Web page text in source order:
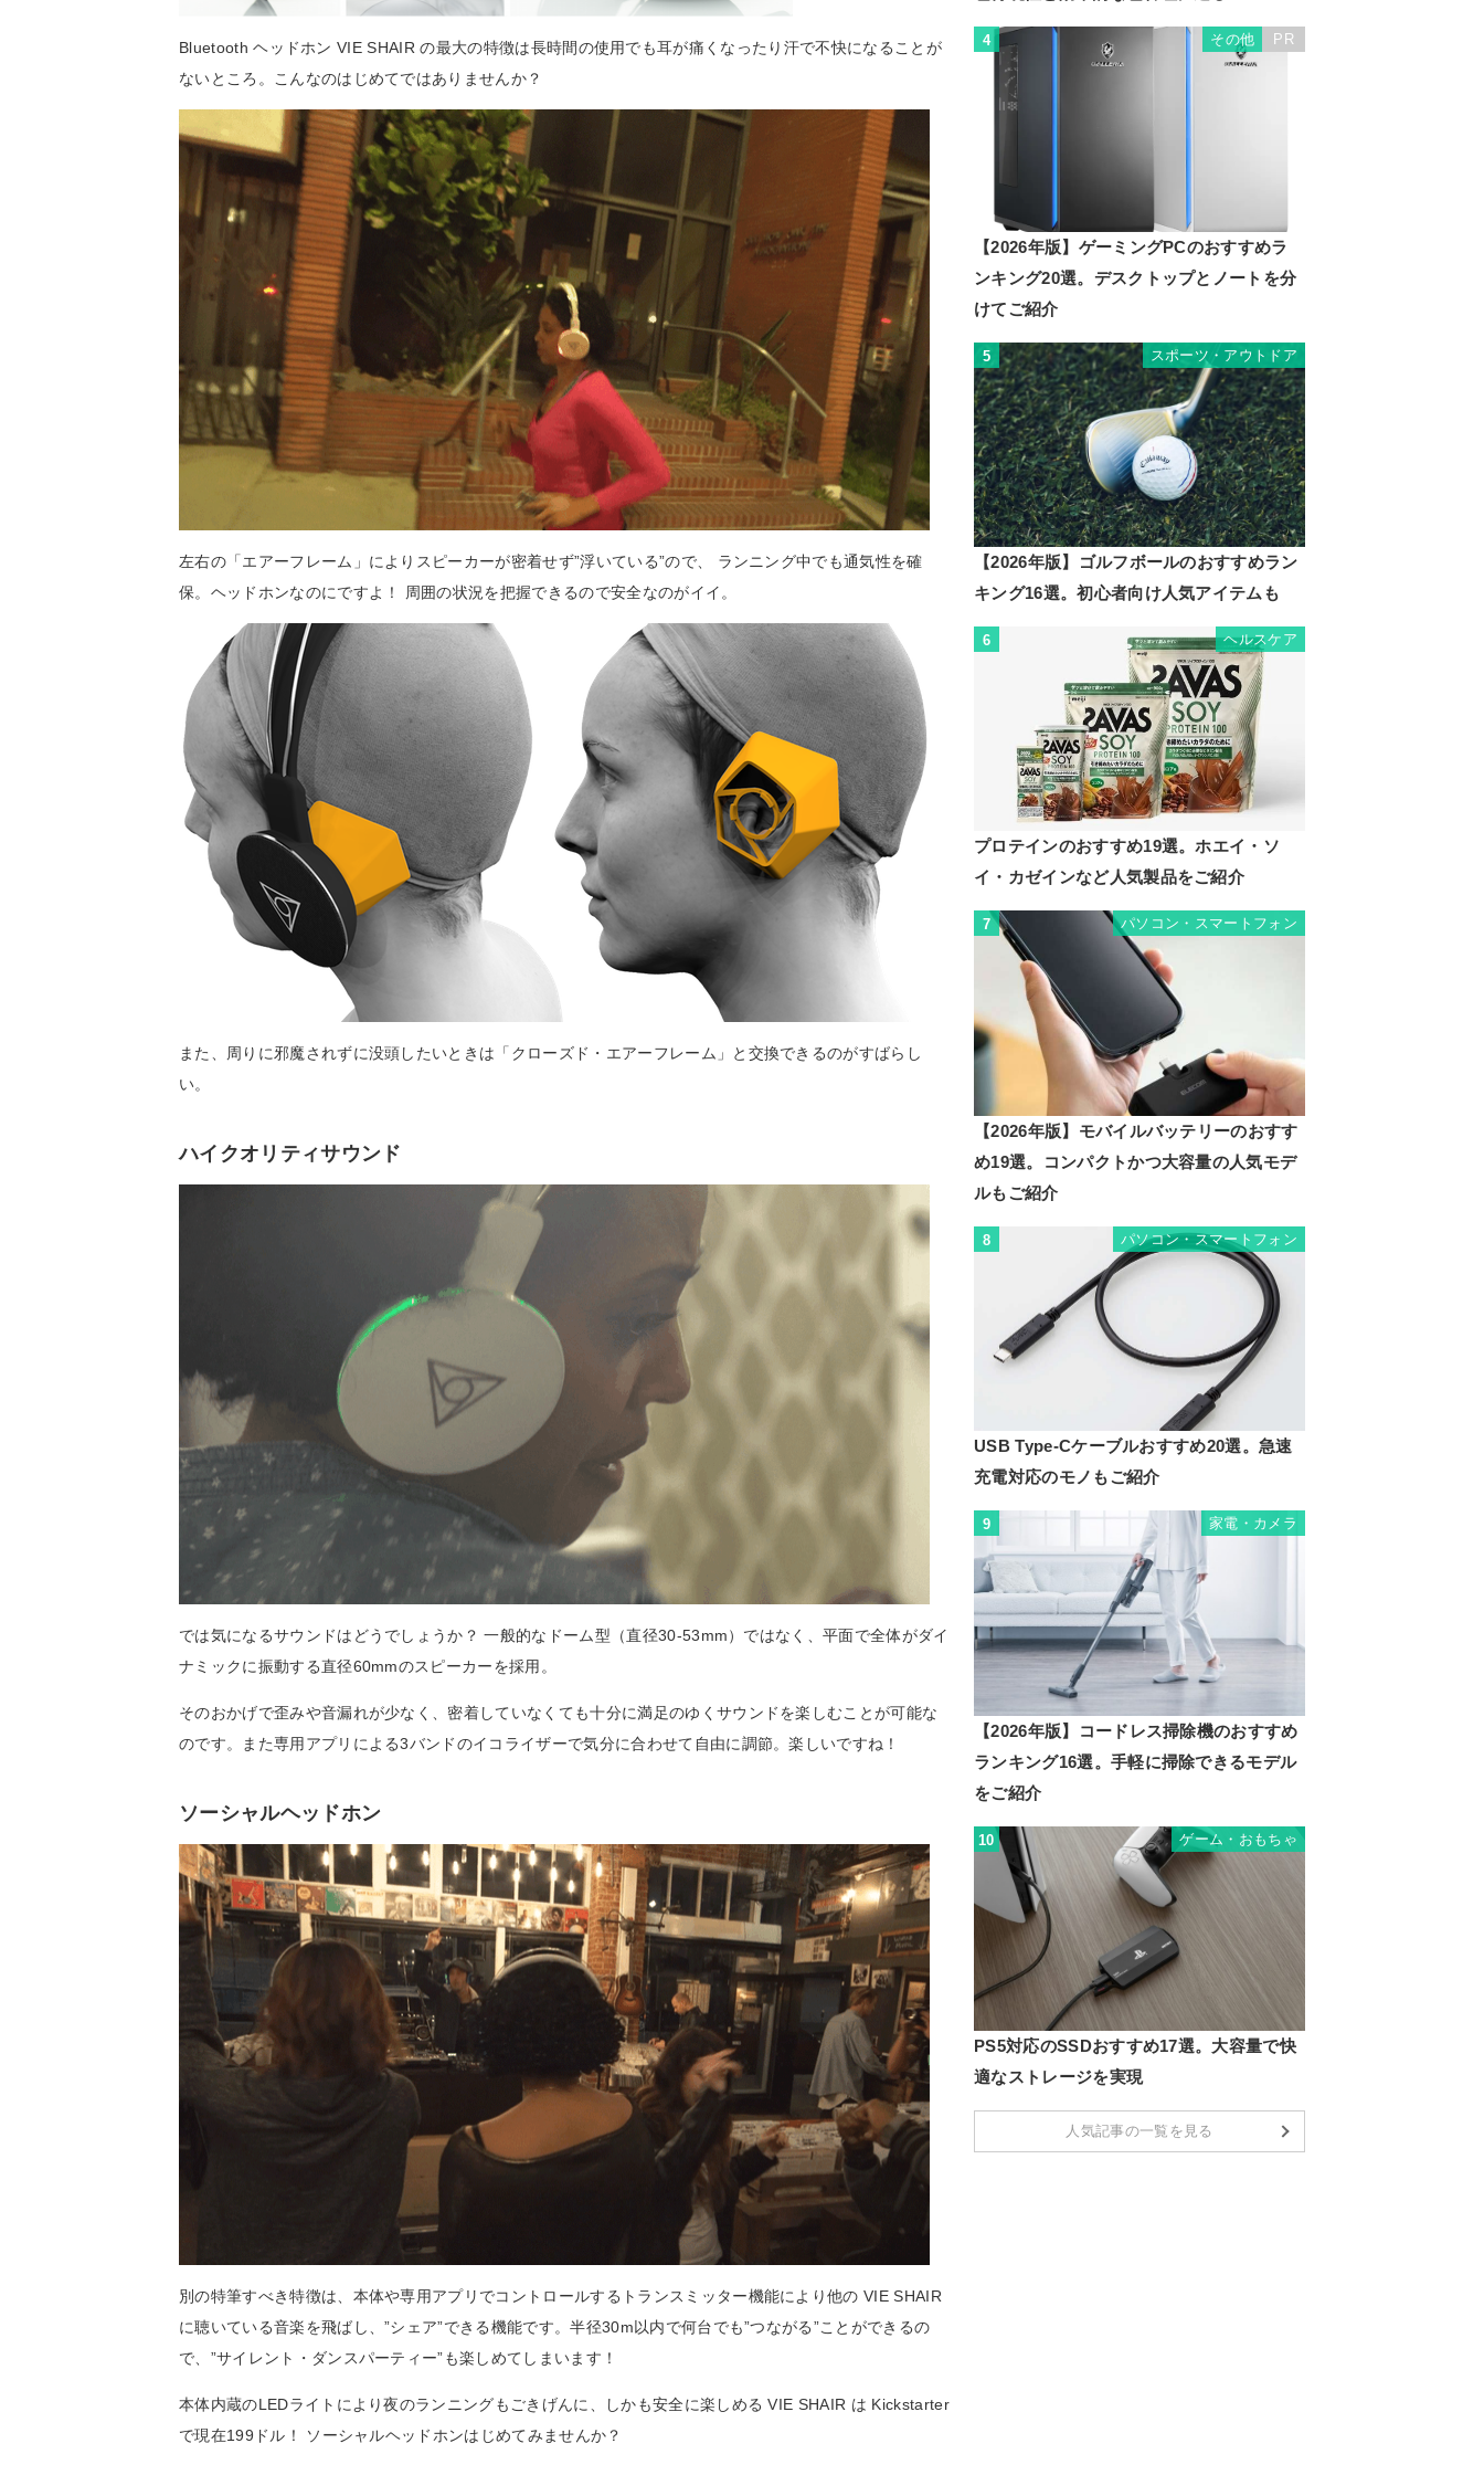
Bluetooth ヘッドホン VIE SHAIR の最大の特徴は長時間の使用でも耳が痛くなったり汗で不快になることが
ないところ。こんなのはじめてではありませんか？
左右の「エアーフレーム」によりスピーカーが密着せず”浮いている”ので、 ランニング中でも通気性を確
保。ヘッドホンなのにですよ！ 周囲の状況を把握できるので安全なのがイイ。
また、周りに邪魔されずに没頭したいときは「クローズド・エアーフレーム」と交換できるのがすばらし
い。
ハイクオリティサウンド
では気になるサウンドはどうでしょうか？ 一般的なドーム型（直径30-53mm）ではなく、平面で全体がダイ
ナミックに振動する直径60mmのスピーカーを採用。
そのおかげで歪みや音漏れが少なく、密着していなくても十分に満足のゆくサウンドを楽しむことが可能な
のです。また専用アプリによる3バンドのイコライザーで気分に合わせて自由に調節。楽しいですね！
ソーシャルヘッドホン
別の特筆すべき特徴は、本体や専用アプリでコントロールするトランスミッター機能により他の VIE SHAIR
に聴いている音楽を飛ばし、”シェア”できる機能です。半径30m以内で何台でも”つながる”ことができるの
で、”サイレント・ダンスパーティー”も楽しめてしまいます！
本体内蔵のLEDライトにより夜のランニングもごきげんに、しかも安全に楽しめる VIE SHAIR は Kickstarter
で現在199ドル！ ソーシャルヘッドホンはじめてみませんか？
4 その他 PR
【2026年版】ゲーミングPCのおすすめラ
ンキング20選。デスクトップとノートを分
けてご紹介
5 スポーツ・アウトドア
【2026年版】ゴルフボールのおすすめラン
キング16選。初心者向け人気アイテムも
6 ヘルスケア
プロテインのおすすめ19選。ホエイ・ソ
イ・カゼインなど人気製品をご紹介
7 パソコン・スマートフォン
【2026年版】モバイルバッテリーのおすす
め19選。コンパクトかつ大容量の人気モデ
ルもご紹介
8 パソコン・スマートフォン
USB Type-Cケーブルおすすめ20選。急速
充電対応のモノもご紹介
9 家電・カメラ
【2026年版】コードレス掃除機のおすすめ
ランキング16選。手軽に掃除できるモデル
をご紹介
10 ゲーム・おもちゃ
PS5対応のSSDおすすめ17選。大容量で快
適なストレージを実現
人気記事の一覧を見る